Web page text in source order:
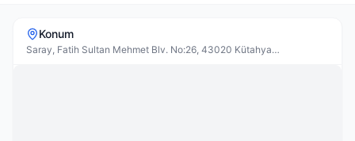
Konum
Saray, Fatih Sultan Mehmet Blv. No:26, 43020 Kütahya